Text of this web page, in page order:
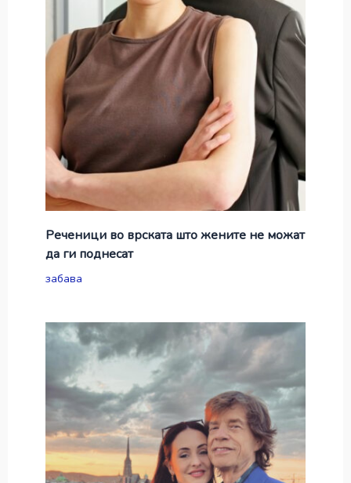
Реченици во врската што жените не можат
да ги поднесат
забава